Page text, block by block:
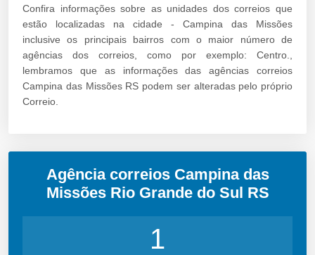
Confira informações sobre as unidades dos correios que
estão localizadas na cidade - Campina das Missões
inclusive os principais bairros com o maior número de
agências dos correios, como por exemplo: Centro.,
lembramos que as informações das agências correios
Campina das Missões RS podem ser alteradas pelo próprio
Correio.
Agência correios Campina das
Missões Rio Grande do Sul RS
1